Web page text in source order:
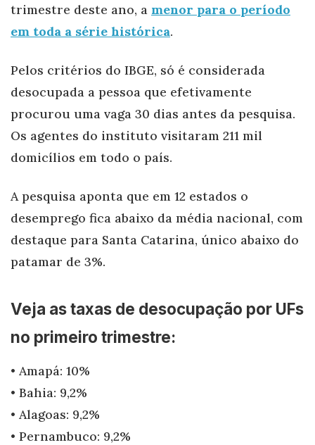
trimestre deste ano, a menor para o período
em toda a série histórica.
Pelos critérios do IBGE, só é considerada
desocupada a pessoa que efetivamente
procurou uma vaga 30 dias antes da pesquisa.
Os agentes do instituto visitaram 211 mil
domicílios em todo o país.
A pesquisa aponta que em 12 estados o
desemprego fica abaixo da média nacional, com
destaque para Santa Catarina, único abaixo do
patamar de 3%.
Veja as taxas de desocupação por UFs
no primeiro trimestre:
• Amapá: 10%
• Bahia: 9,2%
• Alagoas: 9,2%
• Pernambuco: 9,2%